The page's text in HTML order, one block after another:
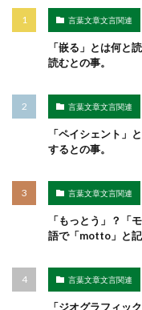
言葉文章文言関連
「嵌る」とは何と
読むとの事。
言葉文章文言関連
「ペイシェント」
するとの事。
言葉文章文言関連
「もっとう」？「
語で「motto」と記
言葉文章文言関連
「ジオグラフィッ